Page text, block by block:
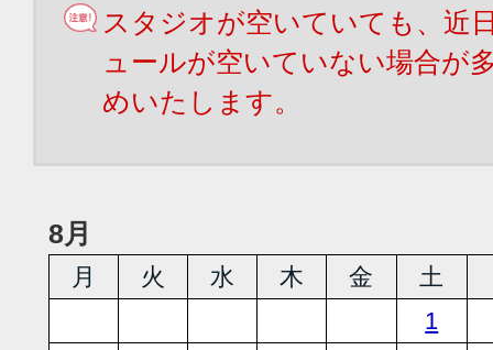
スタジオが空いていても、近
ュールが空いていない場合が
めいたします。
8月
月 火 水 木 金 土
1